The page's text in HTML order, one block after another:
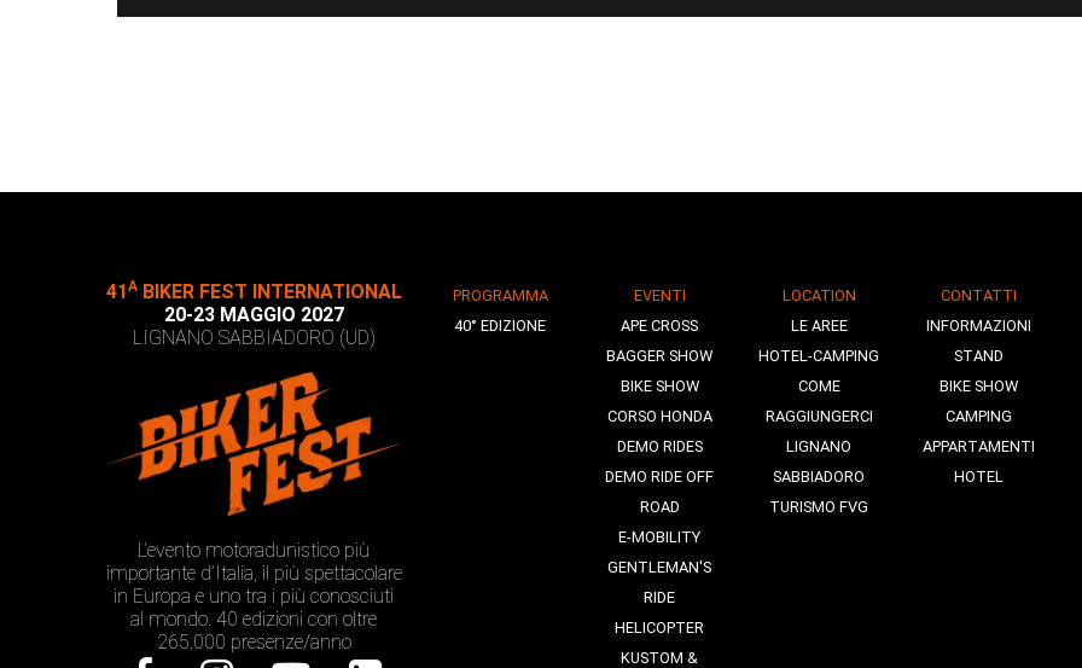
41ABIKER FEST INTERNATIONAL
20-23 MAGGIO 2027
LIGNANO SABBIADORO (UD)
L’evento motoradunistico più
importante d’Italia, il più spettacolare
in Europa e uno tra i più conosciuti
al mondo. 40 edizioni con oltre
265.000 presenze/anno
PROGRAMMA
40° EDIZIONE
EVENTI
APE CROSS
BAGGER SHOW
BIKE SHOW
CORSO HONDA
DEMO RIDES
DEMO RIDE OFF
ROAD
E-MOBILITY
GENTLEMAN'S
RIDE
HELICOPTER
KUSTOM &
LOCATION
LE AREE
HOTEL-CAMPING
COME
RAGGIUNGERCI
LIGNANO
SABBIADORO
TURISMO FVG
CONTATTI
INFORMAZIONI
STAND
BIKE SHOW
CAMPING
APPARTAMENTI
HOTEL